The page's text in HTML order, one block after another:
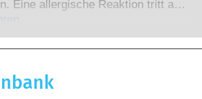
denen die Unternehmen
sind, decken alle
des Hormonsystems.
Eine allergische Reaktion tritt auf,
einer Person auf
Ein Stoff, der eine allergische
wird als Allergen
Kosmetika und